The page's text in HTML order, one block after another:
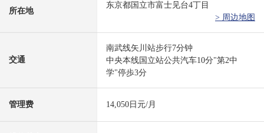
所在地
东京都国立市富士见台4丁目
> 周边地图
交通
南武线矢川站步行7分钟
中央本线国立站公共汽车10分"第2中
学"停歩3分
管理费 14,050日元/月